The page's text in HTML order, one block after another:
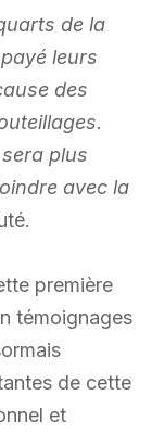
de la
leurs
des
plus
avec la
première
témoignages
de cette
et